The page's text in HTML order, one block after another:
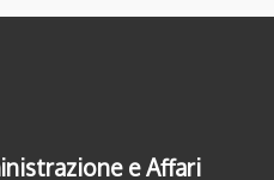
e Affari